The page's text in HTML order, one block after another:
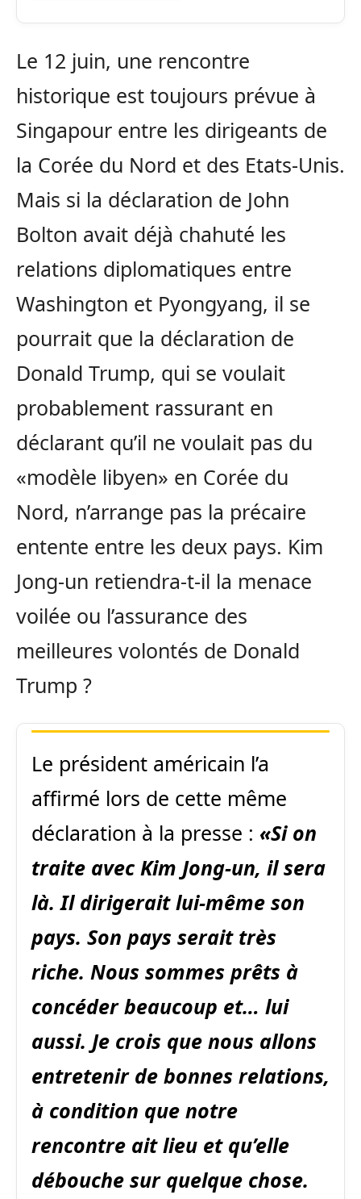
Le 12 juin, une rencontre
historique est toujours prévue à
Singapour entre les dirigeants de
la Corée du Nord et des Etats-Unis.
Mais si la déclaration de John
Bolton avait déjà chahuté les
relations diplomatiques entre
Washington et Pyongyang, il se
pourrait que la déclaration de
Donald Trump, qui se voulait
probablement rassurant en
déclarant qu’il ne voulait pas du
«modèle libyen» en Corée du
Nord, n’arrange pas la précaire
entente entre les deux pays. Kim
Jong-un retiendra-t-il la menace
voilée ou l’assurance des
meilleures volontés de Donald
Trump ?
Le président américain l’a
affirmé lors de cette même
déclaration à la presse : «Si on
traite avec Kim Jong-un, il sera
là. Il dirigerait lui-même son
pays. Son pays serait très
riche. Nous sommes prêts à
concéder beaucoup et… lui
aussi. Je crois que nous allons
entretenir de bonnes relations,
à condition que notre
rencontre ait lieu et qu’elle
débouche sur quelque chose.